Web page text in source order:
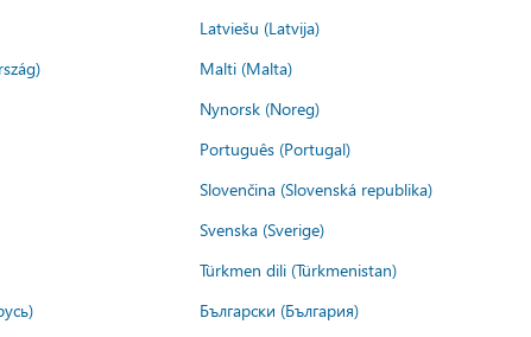
Latviešu (Latvija)
Malti (Malta)
Nynorsk (Noreg)
Português (Portugal)
Slovenčina (Slovenská republika)
Svenska (Sverige)
Türkmen dili (Türkmenistan)
Български (България)